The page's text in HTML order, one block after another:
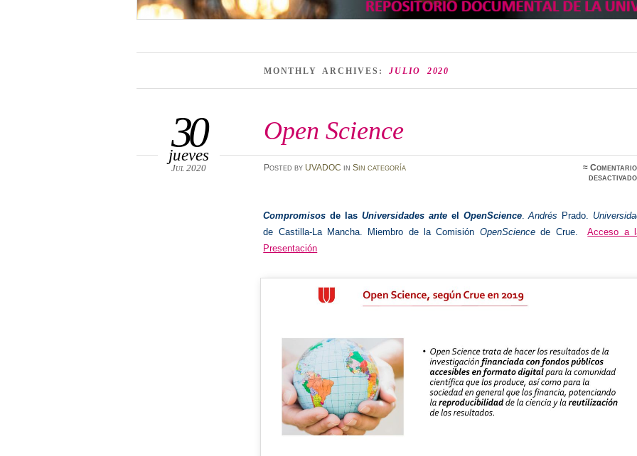
MONTHLY ARCHIVES:JULIO 2020
Open Science
30
jueves
Jul 2020 Posted by UVADOC in Sin categoría ≈
Compromisos de las Universidades anteel OpenScience.Andrés Prado.
de Castilla-La Mancha. Miembro de la Comisión OpenSciencede Crue.Acceso a
Presentación